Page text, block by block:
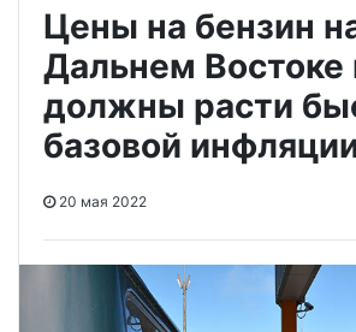
Цены на бензин
Дальнем Востоке
должны расти
базовой
20 мая 2022